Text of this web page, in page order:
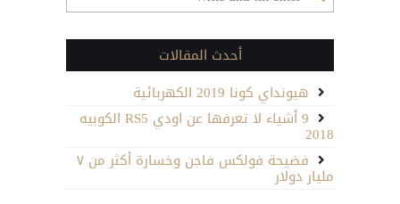
أحدث المقالات
هيونداي كونا 2019 الكهربائية
9 أشياء لا تعرفها عن اودي RS5 الكوبيه
2018
فضيحة فولكس فاجن وخسارة أكثر من ٧
مليار دولار